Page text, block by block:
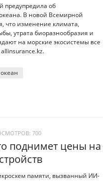
об
В новой Всемирной
что изменение климата,
утрата биоразнообразия и
на морские экосистемы все
700
поднимет цены на
памяти, вызванный ИИ-